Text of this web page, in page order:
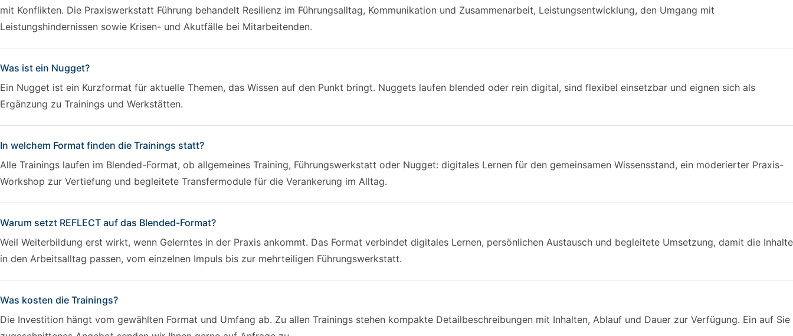
mit Konflikten. Die Praxiswerkstatt Führung behandelt Resilienz im Führungsalltag, Kommunikation und Zusammenarbeit, Leistungsentwicklung, den Umgang mit
Leistungshindernissen sowie Krisen- und Akutfälle bei Mitarbeitenden.
Was ist ein Nugget?
Ein Nugget ist ein Kurzformat für aktuelle Themen, das Wissen auf den Punkt bringt. Nuggets laufen blended oder rein digital, sind flexibel einsetzbar und eignen sich als
Ergänzung zu Trainings und Werkstätten.
In welchem Format finden die Trainings statt?
Alle Trainings laufen im Blended-Format, ob allgemeines Training, Führungswerkstatt oder Nugget: digitales Lernen für den gemeinsamen Wissensstand, ein moderierter Praxis-
Workshop zur Vertiefung und begleitete Transfermodule für die Verankerung im Alltag.
Warum setzt REFLECT auf das Blended-Format?
Weil Weiterbildung erst wirkt, wenn Gelerntes in der Praxis ankommt. Das Format verbindet digitales Lernen, persönlichen Austausch und begleitete Umsetzung, damit die Inhalte
in den Arbeitsalltag passen, vom einzelnen Impuls bis zur mehrteiligen Führungswerkstatt.
Was kosten die Trainings?
Die Investition hängt vom gewählten Format und Umfang ab. Zu allen Trainings stehen kompakte Detailbeschreibungen mit Inhalten, Ablauf und Dauer zur Verfügung. Ein auf Sie